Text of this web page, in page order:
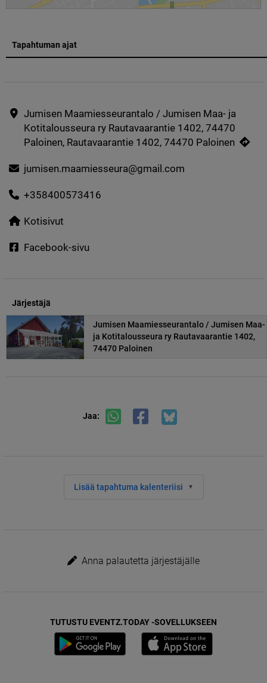
Tapahtuman ajat
Jumisen Maamiesseurantalo / Jumisen Maa- ja
Kotitalousseura ry Rautavaarantie 1402, 74470
Paloinen, Rautavaarantie 1402, 74470 Paloinen
jumisen.maamiesseura@gmail.com
+358400573416
Kotisivut
Facebook-sivu
Järjestäjä
Jumisen Maamiesseurantalo / Jumisen Maa-
ja Kotitalousseura ry Rautavaarantie 1402,
74470 Paloinen
Jaa:
Lisää tapahtuma kalenteriisi
Anna palautetta järjestäjälle
TUTUSTU EVENTZ.TODAY -SOVELLUKSEEN